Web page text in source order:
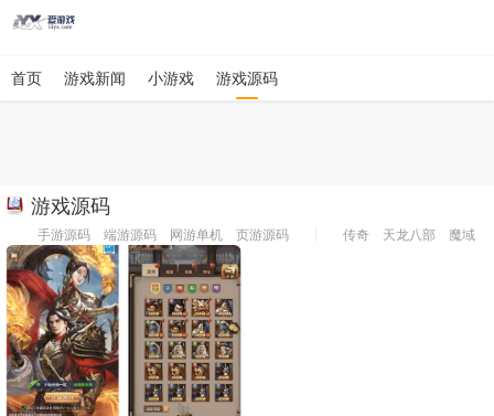
首页 游戏新闻 小游戏 游戏源码
游戏源码
手游源码 端游源码 网游单机 页游源码 传奇 天龙八部 魔域